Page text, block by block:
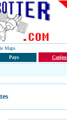
Maps
Pays